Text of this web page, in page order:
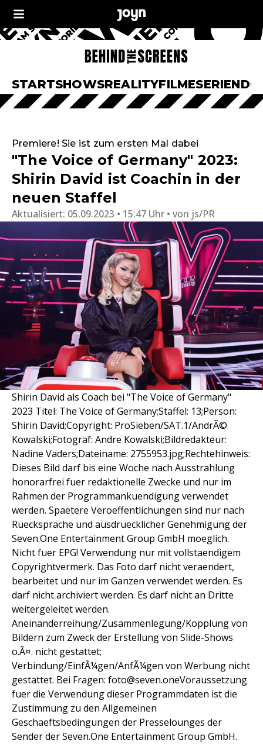
STARTSHOWSREALITYFILMESERIEN
Premiere! Sie ist zum ersten Mal dabei
"The Voice of Germany" 2023:
Shirin David ist Coachin in der
neuen Staffel
Aktualisiert: 05.09.2023 • 15:47 Uhr von js/PR
Shirin David als Coach bei "The Voice of Germany"
2023 Titel: The Voice of Germany;Staffel: 13;Person:
Shirin David;Copyright: ProSieben/SAT.1/AndrÃ©
Kowalski;Fotograf: Andre Kowalski;Bildredakteur:
Nadine Vaders;Dateiname: 2755953.jpg;Rechtehinweis:
Dieses Bild darf bis eine Woche nach Ausstrahlung
honorarfrei fuer redaktionelle Zwecke und nur im
Rahmen der Programmankuendigung verwendet
werden. Spaetere Veroeffentlichungen sind nur nach
Ruecksprache und ausdruecklicher Genehmigung der
Seven.One Entertainment Group GmbH moeglich.
Nicht fuer EPG! Verwendung nur mit vollstaendigem
Copyrightvermerk. Das Foto darf nicht veraendert,
bearbeitet und nur im Ganzen verwendet werden. Es
darf nicht archiviert werden. Es darf nicht an Dritte
weitergeleitet werden.
Aneinanderreihung/Zusammenlegung/Kopplung von
Bildern zum Zweck der Erstellung von Slide-Shows
o.Ã¤. nicht gestattet;
Verbindung/EinfÃ¼gen/AnfÃ¼gen von Werbung nicht
gestattet. Bei Fragen: foto@seven.oneVoraussetzung
fuer die Verwendung dieser Programmdaten ist die
Zustimmung zu den Allgemeinen
Geschaeftsbedingungen der Presselounges der
Sender der Seven.One Entertainment Group GmbH.